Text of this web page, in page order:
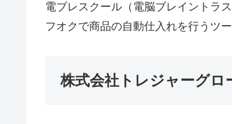
電ブレスクール（電脳ブレイントラ
フオクで商品の自動仕入れを行うツ
株式会社トレジャーグロ